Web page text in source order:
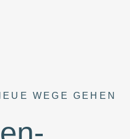
WEGE GEHEN